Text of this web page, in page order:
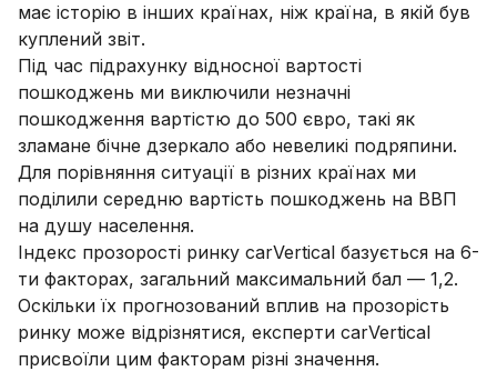
має історію в інших країнах, ніж країна, в якій був
куплений звіт.
Під час підрахунку відносної вартості
пошкоджень ми виключили незначні
пошкодження вартістю до 500 євро, такі як
зламане бічне дзеркало або невеликі подряпини.
Для порівняння ситуації в різних країнах ми
поділили середню вартість пошкоджень на ВВП
на душу населення.
Індекс прозорості ринку carVertical базується на 6-
ти факторах, загальний максимальний бал — 1,2.
Оскільки їх прогнозований вплив на прозорість
ринку може відрізнятися, експерти carVertical
присвоїли цим факторам різні значення.